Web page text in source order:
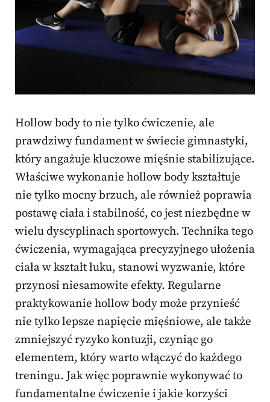
Hollow body to nie tylko ćwiczenie, ale
prawdziwy fundament w świecie gimnastyki,
który angażuje kluczowe mięśnie stabilizujące.
Właściwe wykonanie hollow body kształtuje
nie tylko mocny brzuch, ale również poprawia
postawę ciała i stabilność, co jest niezbędne w
wielu dyscyplinach sportowych. Technika tego
ćwiczenia, wymagająca precyzyjnego ułożenia
ciała w kształt łuku, stanowi wyzwanie, które
przynosi niesamowite efekty. Regularne
praktykowanie hollow body może przynieść
nie tylko lepsze napięcie mięśniowe, ale także
zmniejszyć ryzyko kontuzji, czyniąc go
elementem, który warto włączyć do każdego
treningu. Jak więc poprawnie wykonywać to
fundamentalne ćwiczenie i jakie korzyści